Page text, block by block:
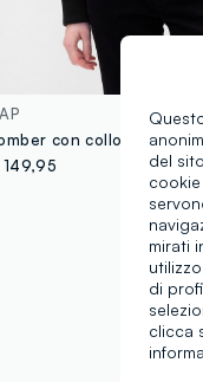
con collo in
del
mirati
di
clicca